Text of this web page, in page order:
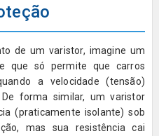
de um varistor, imagine um
que só permite que carros
a velocidade (tensão)
forma similar, um varistor
(praticamente isolante) sob
mas sua resistência cai